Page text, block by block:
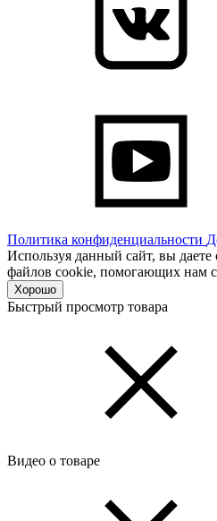
Политика конфиденциальности
Используя данный сайт, вы даете
файлов cookie, помогающих нам
Хорошо
Быстрый просмотр товара
Видео о товаре